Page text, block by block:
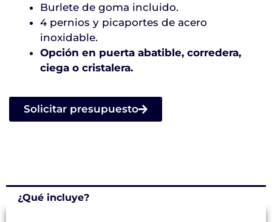
Burlete de goma incluido.
4 pernios y picaportes de acero
inoxidable.
Opción en puerta abatible, corredera,
ciega o cristalera.
Solicitar presupuesto
¿Qué incluye?